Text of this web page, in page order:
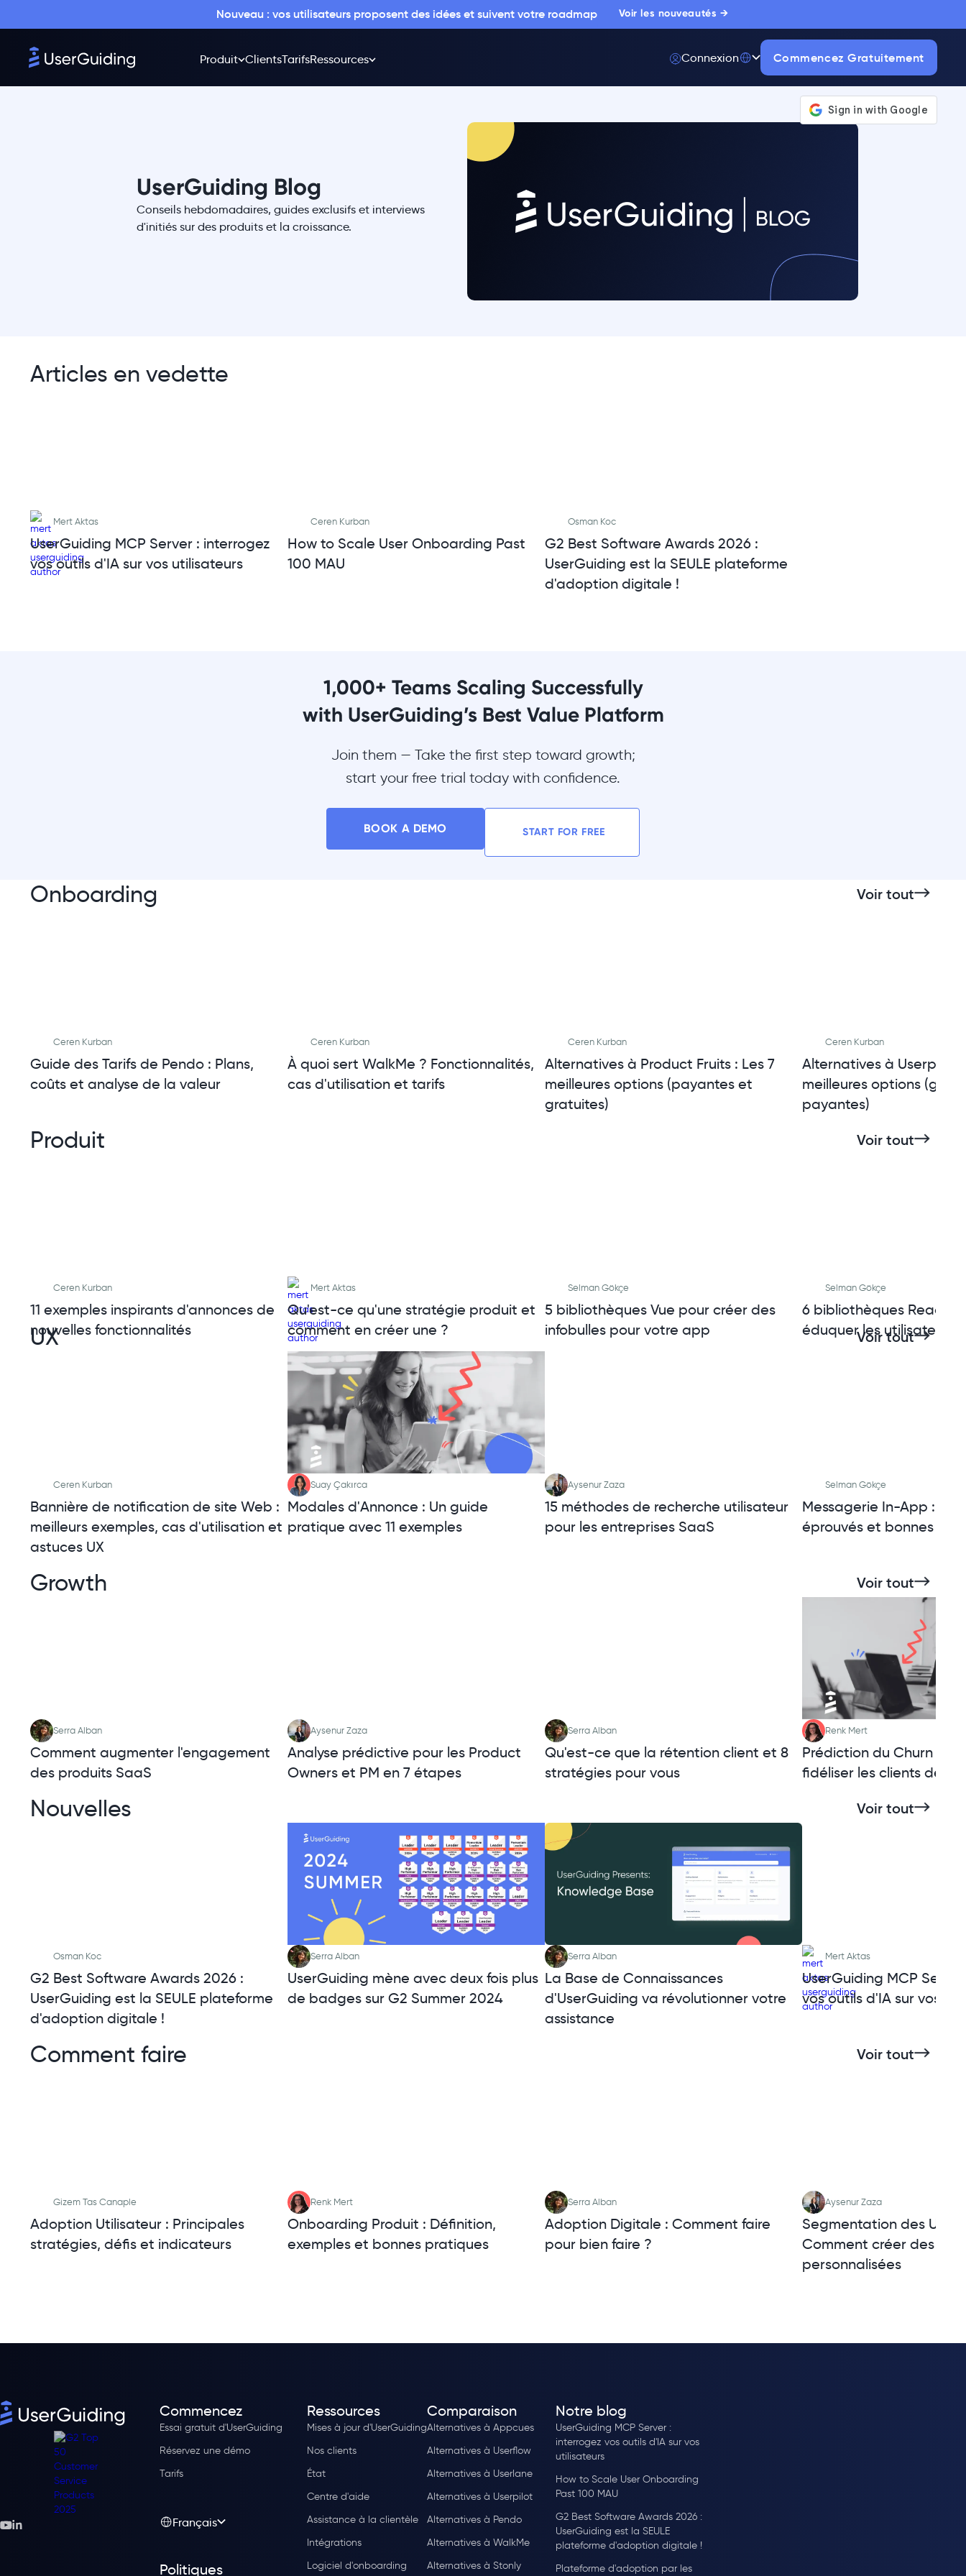
Nouveau : vos utilisateurs proposent des idées et suivent votre roadmap Voir les nouveautés →
Produit ClientsTarifsRessources Connexion Commencez Gratuitement
UserGuiding Blog
Conseils hebdomadaires, guides exclusifs et interviews
d'initiés sur des produits et la croissance.
Articles en vedette
Mert Aktas
UserGuiding MCP Server : interrogez
vos outils d'IA sur vos utilisateurs
Ceren Kurban
How to Scale User Onboarding Past
100 MAU
Osman Koc
G2 Best Software Awards 2026 :
UserGuiding est la SEULE plateforme
d'adoption digitale !
1,000+ Teams Scaling Successfully
with UserGuiding’s Best Value Platform
Join them — Take the first step toward growth;
start your free trial today with confidence.
BOOK A DEMO START FOR FREE
Onboarding Voir tout
Ceren Kurban
Guide des Tarifs de Pendo : Plans,
coûts et analyse de la valeur
Ceren Kurban
À quoi sert WalkMe ? Fonctionnalités,
cas d'utilisation et tarifs
Ceren Kurban
Alternatives à Product Fruits : Les 7
meilleures options (payantes et
gratuites)
Ceren Kurban
Alternatives à Userpilot :
meilleures options
payantes)
Produit Voir tout
Ceren Kurban
11 exemples inspirants d'annonces de
nouvelles fonctionnalités
Mert Aktas
Qu'est-ce qu'une stratégie produit et
comment en créer une ?
Selman Gökçe
5 bibliothèques Vue pour créer des
infobulles pour votre app
Selman Gökçe
6 bibliothèques React
éduquer les utilisateurs
UX Voir tout
Ceren Kurban
Bannière de notification de site Web :
meilleurs exemples, cas d'utilisation et
astuces UX
Suay Çakırca
Modales d'Annonce : Un guide
pratique avec 11 exemples
Aysenur Zaza
15 méthodes de recherche utilisateur
pour les entreprises SaaS
Selman Gökçe
Messagerie In-App :
éprouvés et bonnes
Growth Voir tout
Serra Alban
Comment augmenter l'engagement
des produits SaaS
Aysenur Zaza
Analyse prédictive pour les Product
Owners et PM en 7 étapes
Serra Alban
Qu'est-ce que la rétention client et 8
stratégies pour vous
Renk Mert
Prédiction du Churn :
fidéliser les clients de
Nouvelles Voir tout
Osman Koc
G2 Best Software Awards 2026 :
UserGuiding est la SEULE plateforme
d'adoption digitale !
Serra Alban
UserGuiding mène avec deux fois plus
de badges sur G2 Summer 2024
Serra Alban
La Base de Connaissances
d'UserGuiding va révolutionner votre
assistance
Mert Aktas
UserGuiding MCP
vos outils d'IA sur vos
Comment faire Voir tout
Gizem Tas Canaple
Adoption Utilisateur : Principales
stratégies, défis et indicateurs
Renk Mert
Onboarding Produit : Définition,
exemples et bonnes pratiques
Serra Alban
Adoption Digitale : Comment faire
pour bien faire ?
Aysenur Zaza
Segmentation des
Comment créer des
personnalisées
Commencez
Essai gratuit d'UserGuiding
Réservez une démo
Tarifs
Français
Politiques
Ressources
Mises à jour d'UserGuiding
Nos clients
État
Centre d'aide
Assistance à la clientèle
Intégrations
Logiciel d'onboarding
Comparaison
Alternatives à Appcues
Alternatives à Userflow
Alternatives à Userlane
Alternatives à Userpilot
Alternatives à Pendo
Alternatives à WalkMe
Alternatives à Stonly
Notre blog
UserGuiding MCP Server :
interrogez vos outils d'IA sur vos
utilisateurs
How to Scale User Onboarding
Past 100 MAU
G2 Best Software Awards 2026 :
UserGuiding est la SEULE
plateforme d'adoption digitale !
Plateforme d'adoption par les